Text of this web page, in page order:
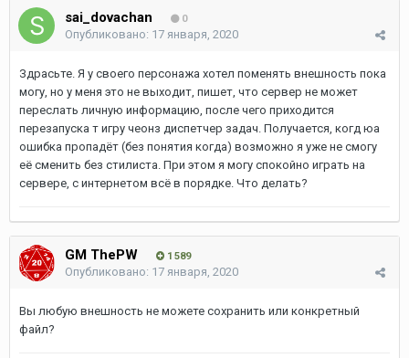
sai_dovachan 0
Опубликовано: 17 января, 2020
Здрасьте. Я у своего персонажа хотел поменять внешность пока
могу, но у меня это не выходит, пишет, что сервер не может
переслать личную информацию, после чего приходится
перезапуска т игру чеонз диспетчер задач. Получается, когд юа
ошибка пропадёт (без понятия когда) возможно я уже не смогу
её сменить без стилиста. При этом я могу спокойно играть на
сервере, с интернетом всё в порядке. Что делать?
GM ThePW 1 589
Опубликовано: 17 января, 2020
Вы любую внешность не можете сохранить или конкретный
файл?